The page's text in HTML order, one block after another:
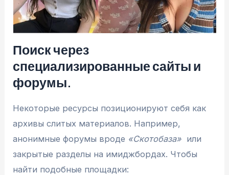
Поиск через
специализированные сайты и
форумы.
Некоторые ресурсы позиционируют себя как
архивы слитых материалов. Например,
анонимные форумы вроде «Скотобаза» или
закрытые разделы на имиджбордах. Чтобы
найти подобные площадки: